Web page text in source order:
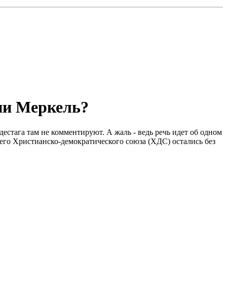
Меркель?
там не комментируют. А жаль - ведь речь идет об одном
Христианско-демократического союза (ХДС) остались без